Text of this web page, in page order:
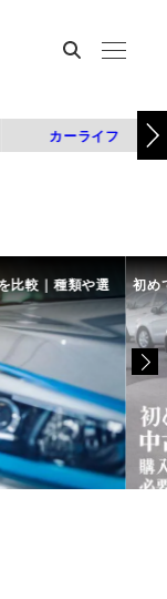
カーライフ
比較｜種類や選 初め